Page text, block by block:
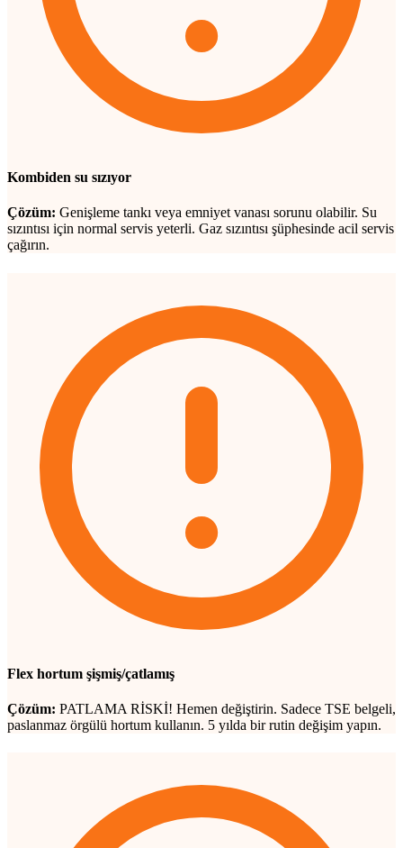
Kombiden su sızıyor
Çözüm: Genişleme tankı veya emniyet vanası sorunu olabilir. Su
sızıntısı için normal servis yeterli. Gaz sızıntısı şüphesinde acil servis
çağırın.
Flex hortum şişmiş/çatlamış
Çözüm: PATLAMA RİSKİ! Hemen değiştirin. Sadece TSE belgeli,
paslanmaz örgülü hortum kullanın. 5 yılda bir rutin değişim yapın.